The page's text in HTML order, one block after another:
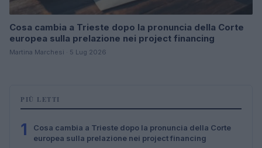
Cosa cambia a Trieste dopo la pronuncia della Corte
europea sulla prelazione nei project financing
Martina Marchesi · 5 Lug 2026
PIÙ LETTI
1
Cosa cambia a Trieste dopo la pronuncia della Corte
europea sulla prelazione nei project financing